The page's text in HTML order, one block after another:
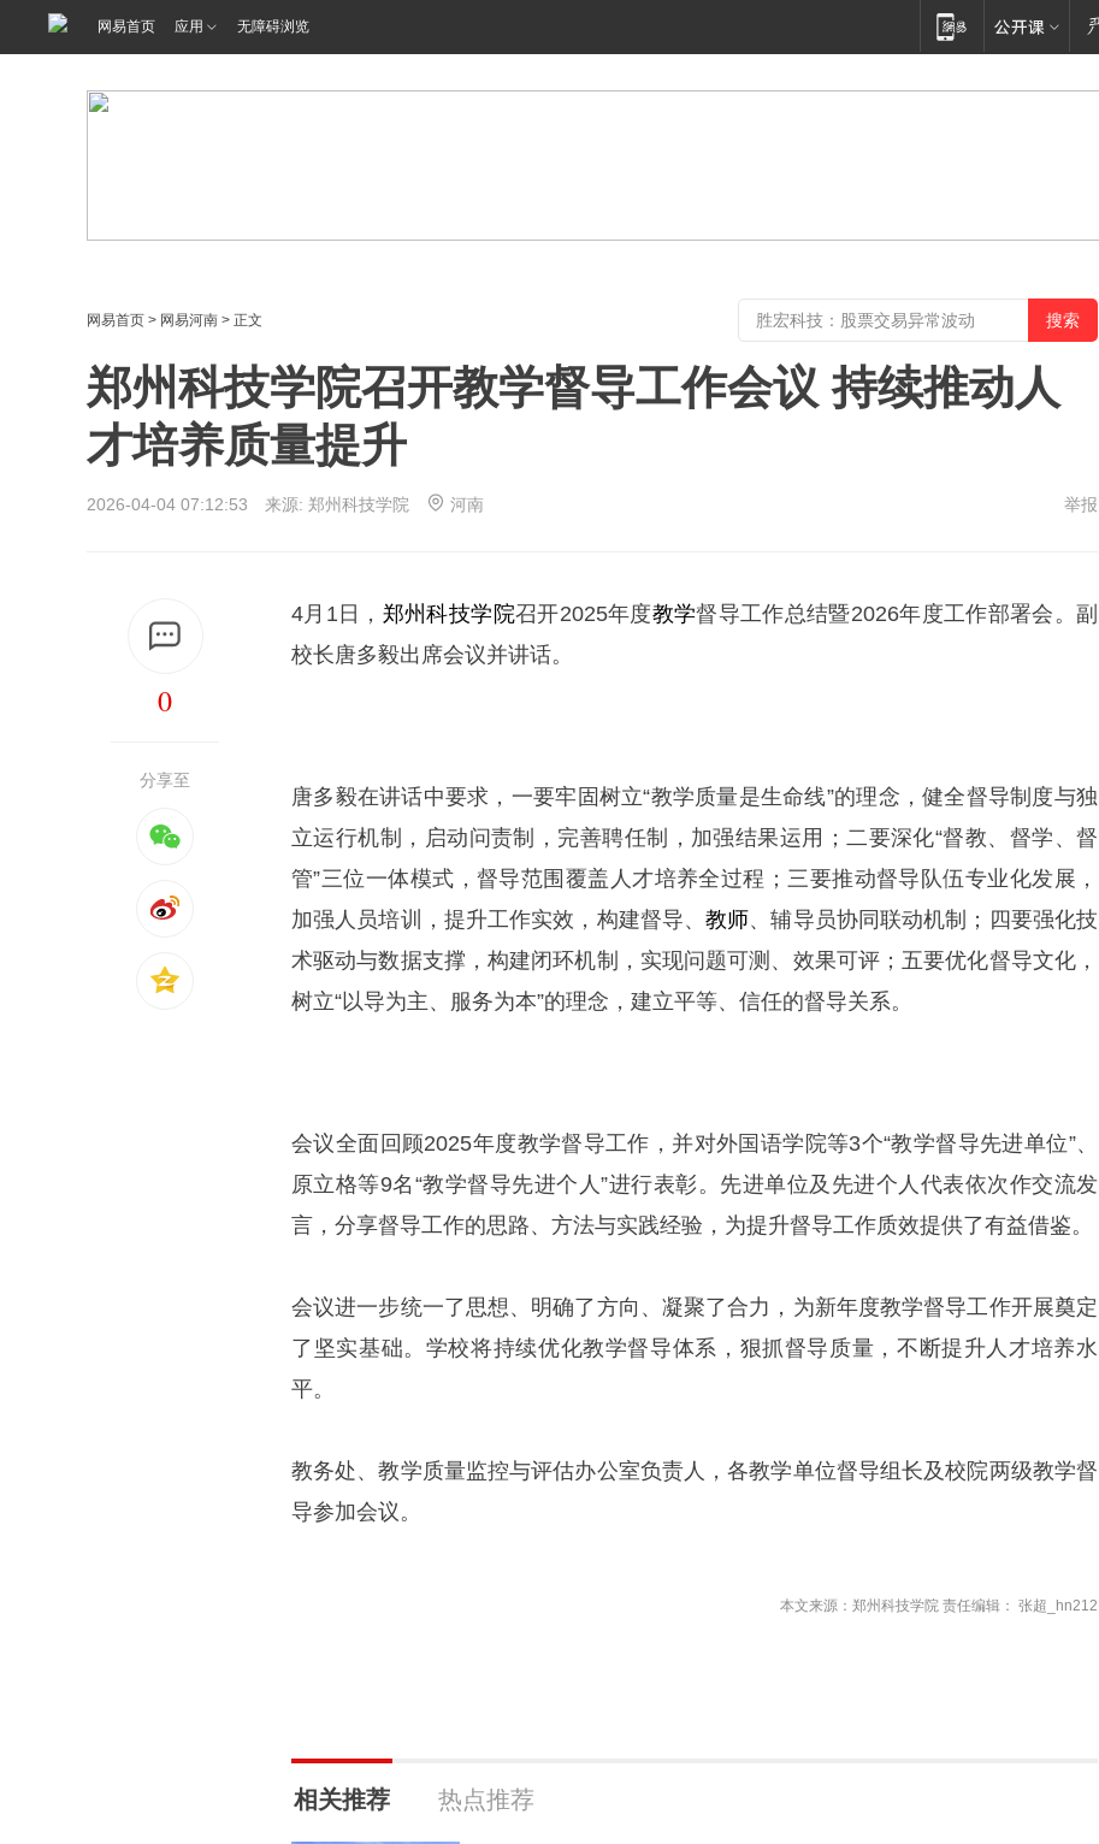
网易首页 应用 无障碍浏览
网易首页 > 网易河南 > 正文
郑州科技学院召开教学督导工作会议 持续推动人
才培养质量提升
2026-04-04 07:12:53 来源: 郑州科技学院 河南 举报
0
分享至
4月1日， 郑州科技学院召开2025年度教学督导工作总结暨2026年度工作部署会。副
校长唐多毅出席会议并讲话。
唐多毅在讲话中要求，一要牢固树立“教学质量是生命线”的理念，健全督导制度与独
立运行机制，启动问责制，完善聘任制，加强结果运用；二要深化“督教、督学、督
管”三位一体模式，督导范围覆盖人才培养全过程；三要推动督导队伍专业化发展，
加强人员培训，提升工作实效，构建督导、教师、辅导员协同联动机制；四要强化技
术驱动与数据支撑，构建闭环机制，实现问题可测、效果可评；五要优化督导文化，
树立“以导为主、服务为本”的理念，建立平等、信任的督导关系。
会议全面回顾2025年度教学督导工作，并对外国语学院等3个“教学督导先进单位”、
原立格等9名“教学督导先进个人”进行表彰。先进单位及先进个人代表依次作交流发
言，分享督导工作的思路、方法与实践经验，为提升督导工作质效提供了有益借鉴。
会议进一步统一了思想、明确了方向、凝聚了合力，为新年度教学督导工作开展奠定
了坚实基础。学校将持续优化教学督导体系，狠抓督导质量，不断提升人才培养水
平。
教务处、教学质量监控与评估办公室负责人，各教学单位督导组长及校院两级教学督
导参加会议。
本文来源：郑州科技学院 责任编辑： 张超_hn212
相关推荐 热点推荐